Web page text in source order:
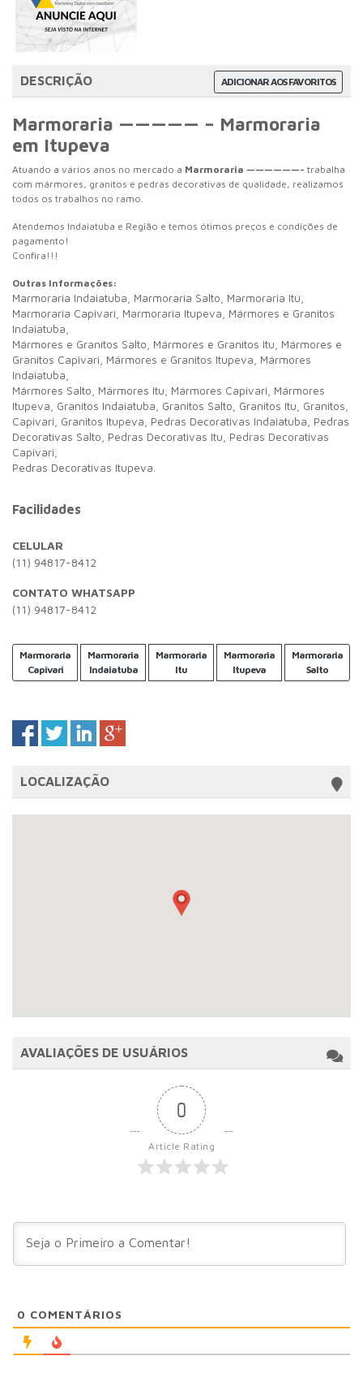
ADICIONAR AOS FAVORITOS
DESCRIÇÃO
Marmoraria ————— – Marmoraria
em Itupeva
Atuando a vários anos no mercado a Marmoraria ——————- trabalha
com mármores, granitos e pedras decorativas de qualidade, realizamos
todos os trabalhos no ramo.
Atendemos Indaiatuba e Região e temos ótimos preços e condições de
pagamento!
Confira!!!
Outras Informações:
Marmoraria Indaiatuba, Marmoraria Salto, Marmoraria Itu,
Marmoraria Capivari, Marmoraria Itupeva, Mármores e Granitos
Indaiatuba,
Mármores e Granitos Salto, Mármores e Granitos Itu, Mármores e
Granitos Capivari, Mármores e Granitos Itupeva, Mármores
Indaiatuba,
Mármores Salto, Mármores Itu, Mármores Capivari, Mármores
Itupeva, Granitos Indaiatuba, Granitos Salto, Granitos Itu, Granitos,
Capivari, Granitos Itupeva, Pedras Decorativas Indaiatuba, Pedras
Decorativas Salto, Pedras Decorativas Itu, Pedras Decorativas
Capivari,
Pedras Decorativas Itupeva.
Facilidades
CELULAR
(11) 94817-8412
CONTATO WHATSAPP
(11) 94817-8412
Marmoraria
Capivari
Marmoraria
Indaiatuba
Marmoraria
Itu
Marmoraria
Itupeva
Marmoraria
Salto
LOCALIZAÇÃO
AVALIAÇÕES DE USUÁRIOS
0
Article Rating
0 COMENTÁRIOS